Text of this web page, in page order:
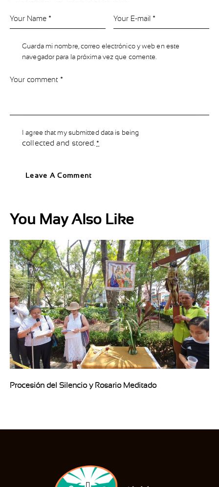
Guarda mi nombre, correo electrónico y web en este
navegador para la próxima vez que comente.
I agree that my submitted data is being
collected and stored .*
You May Also Like
Procesión del Silencio y Rosario Meditado